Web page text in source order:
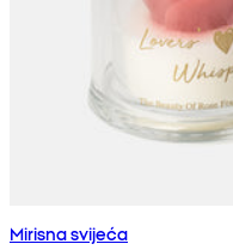
Mirisna svijeća